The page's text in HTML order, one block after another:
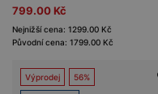
799.00 Kč
Nejnižší cena: 1299.00 Kč
Původní cena: 1799.00 Kč
Výprodej 56%